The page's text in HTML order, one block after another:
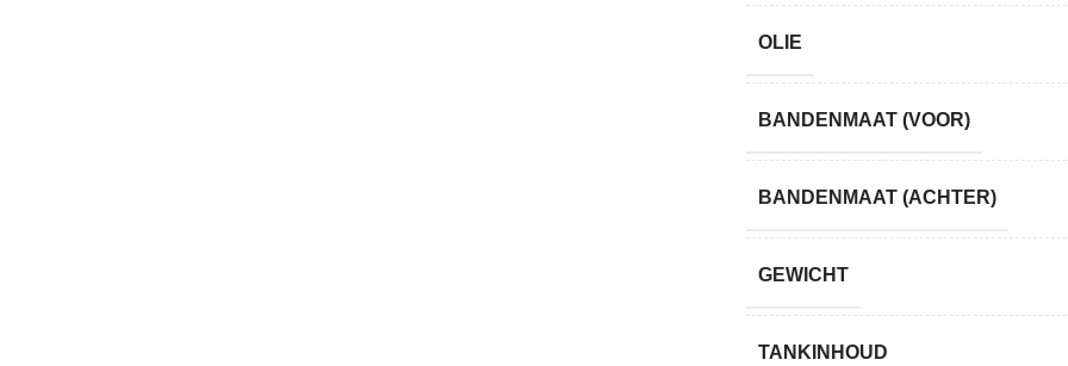
OLIE
BANDENMAAT (VOOR)
BANDENMAAT (ACHTER)
GEWICHT
TANKINHOUD